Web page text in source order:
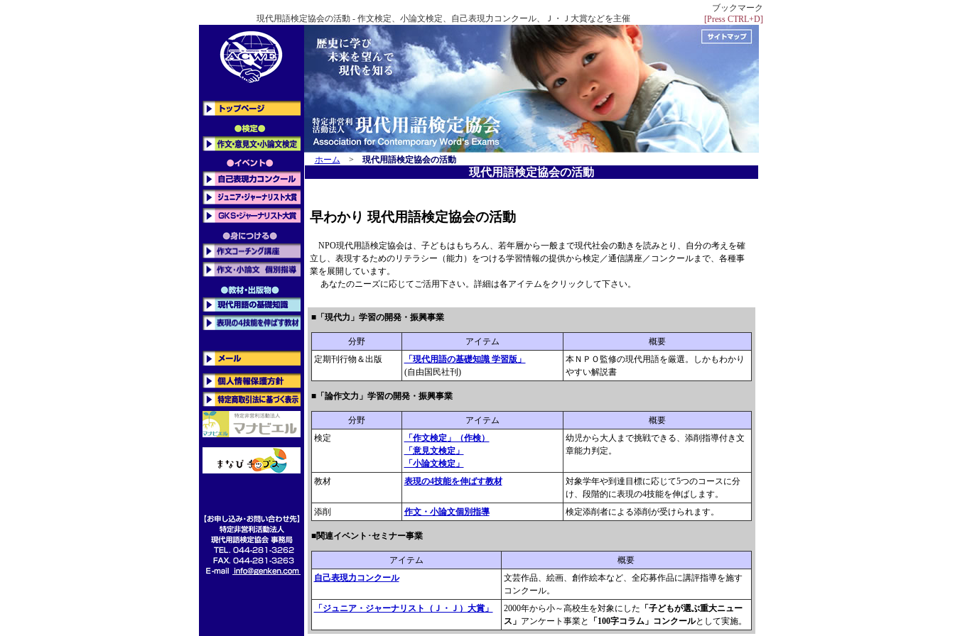
現代用語検定協会の活動 - 作文検定、小論文検定、自己表現力コンクール、Ｊ・Ｊ大賞などを主催
ブックマーク
[Press CTRL+D]
ホーム > 現代用語検定協会の活動
現代用語検定協会の活動
早わかり 現代用語検定協会の活動
NPO現代用語検定協会は、子どもはもちろん、若年層から一般まで現代社会の動きを読みとり、自分の考えを確
立し、表現するためのリテラシー（能力）をつける学習情報の提供から検定／通信講座／コンクールまで、各種事
業を展開しています。
あなたのニーズに応じてご活用下さい。詳細は各アイテムをクリックして下さい。
■「現代力」学習の開発・振興事業
分野 アイテム
概要
定期刊行物＆出版
「現代用語の基礎知識 学習版」
(自由国民社刊)
本ＮＰＯ監修の現代用語を厳選。しかもわかり
やすい解説書
■「論作文力」学習の開発・振興事業
分野 アイテム
概要
検定
「作文検定」（作検）
「意見文検定」
「小論文検定」
幼児から大人まで挑戦できる、添削指導付き文
章能力判定。
教材 表現の4技能を伸ばす教材
対象学年や到達目標に応じて5つのコースに分
け、段階的に表現の4技能を伸ばします。
添削
作文・小論文個別指導 検定添削者による添削が受けられます。
■関連イベント･セミナー事業
アイテム
概要
自己表現力コンクール
文芸作品、絵画、創作絵本など、全応募作品に講評指導を施す
コンクール。
「ジュニア・ジャーナリスト（Ｊ・Ｊ）大賞」
2000年から小～高校生を対象にした 「子どもが選ぶ重大ニュー
ス」 アンケート事業と 「100字コラム」コンクールとして実施。